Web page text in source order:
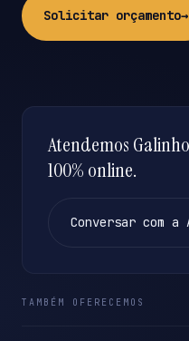
Solicitar orçamento→
Atendemos
100% online.
Conversar com a
TAMBÉM OFERECEMOS